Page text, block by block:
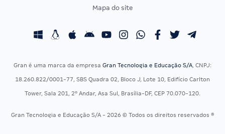
Concursos Fiscais
Concursos Saúde
Residência Multiprofissional
Calendário OAB
Mapa do site
Gran é uma marca da empresa Gran Tecnologia e Educação S/A, CNPJ:
18.260.822/0001-77, SBS Quadra 02, Bloco J, Lote 10, Edifício Carlton
Tower, Sala 201, 2º Andar, Asa Sul, Brasília-DF, CEP 70.070-120.
Gran Tecnologia e Educação S/A - 2026 © Todos os direitos reservados ®